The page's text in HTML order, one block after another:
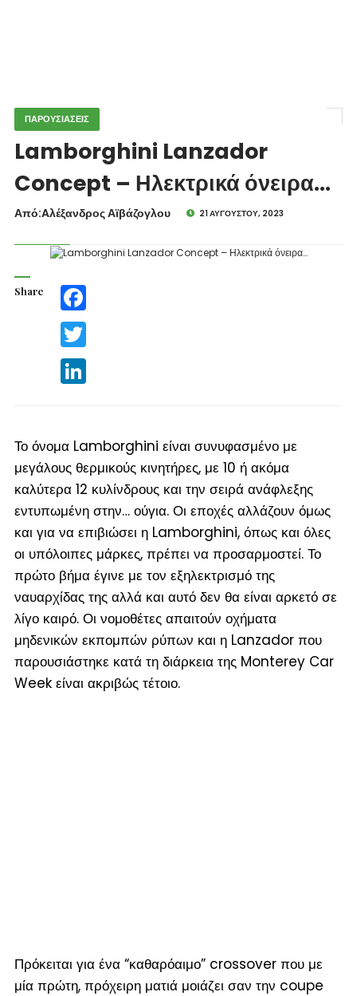
ΠΑΡΟΥΣΙΑΣΕΙΣ
Lamborghini Lanzador
Concept – Ηλεκτρικά όνειρα…
Από:Aλέξανδρος Αϊβάζογλου 21 ΑΥΓΟΎΣΤΟΥ, 2023
Share Facebook
Twitter
LinkedIn
Το όνομα Lamborghini είναι συνυφασμένο με
μεγάλους θερμικούς κινητήρες, με 10 ή ακόμα
καλύτερα 12 κυλίνδρους και την σειρά ανάφλεξης
εντυπωμένη στην… ούγια. Οι εποχές αλλάζουν όμως
και για να επιβιώσει η Lamborghini, όπως και όλες
οι υπόλοιπες μάρκες, πρέπει να προσαρμοστεί. Το
πρώτο βήμα έγινε με τον εξηλεκτρισμό της
ναυαρχίδας της αλλά και αυτό δεν θα είναι αρκετό σε
λίγο καιρό. Οι νομοθέτες απαιτούν οχήματα
μηδενικών εκπομπών ρύπων και η Lanzador που
παρουσιάστηκε κατά τη διάρκεια της Monterey Car
Week είναι ακριβώς τέτοιο.
Πρόκειται για ένα “καθαρόαιμο” crossover που με
μία πρώτη, πρόχειρη ματιά μοιάζει σαν την coupe